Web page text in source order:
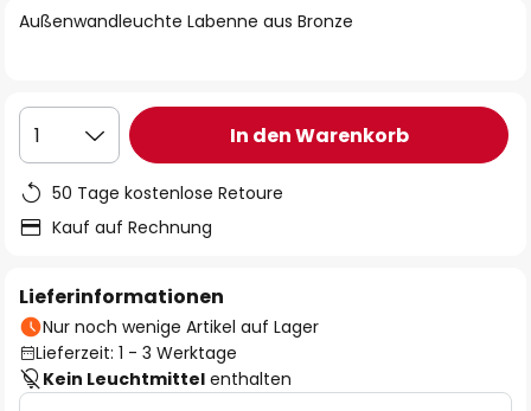
springen
Außenwandleuchte Labenne aus Bronze
1 In den Warenkorb
50 Tage kostenlose Retoure
Kauf auf Rechnung
Lieferinformationen
Nur noch wenige Artikel auf Lager
Lieferzeit: 1 - 3 Werktage
Kein Leuchtmittel enthalten